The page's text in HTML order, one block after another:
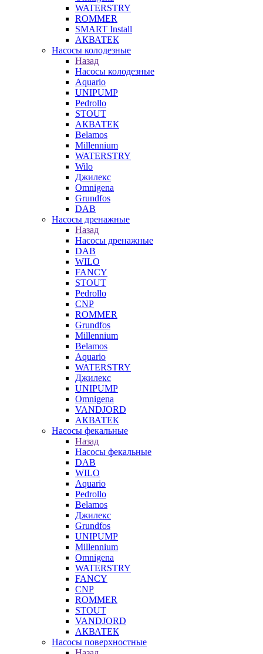
WATERSTRY
ROMMER
SMART Install
АКВАТЕК
Насосы колодезные
Назад
Насосы колодезные
Aquario
UNIPUMP
Pedrollo
STOUT
АКВАТЕК
Belamos
Millennium
WATERSTRY
Wilo
Джилекс
Omnigena
Grundfos
DAB
Насосы дренажные
Назад
Насосы дренажные
DAB
WILO
FANCY
STOUT
Pedrollo
CNP
ROMMER
Grundfos
Millennium
Belamos
Aquario
WATERSTRY
Джилекс
UNIPUMP
Omnigena
VANDJORD
АКВАТЕК
Насосы фекальные
Назад
Насосы фекальные
DAB
WILO
Aquario
Pedrollo
Belamos
Джилекс
Grundfos
UNIPUMP
Millennium
Omnigena
WATERSTRY
FANCY
CNP
ROMMER
STOUT
VANDJORD
АКВАТЕК
Насосы поверхностные